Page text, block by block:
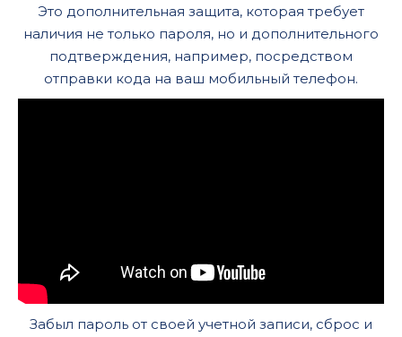
Это дополнительная защита, которая требует
наличия не только пароля, но и дополнительного
подтверждения, например, посредством
отправки кода на ваш мобильный телефон.
Забыл пароль от своей учетной записи, сброс и